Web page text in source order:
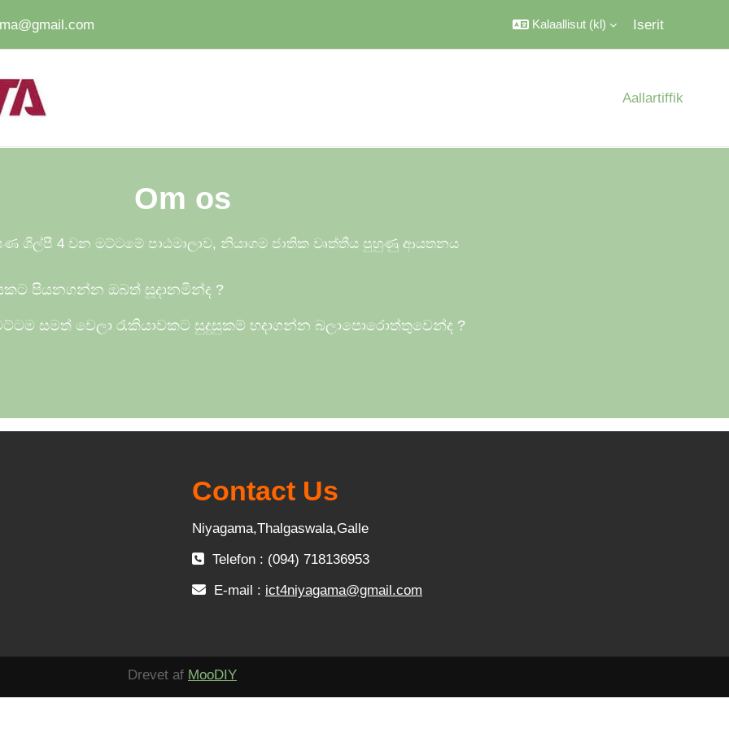
Kalaallisut ‎(kl)‎ Iserit
Aallartiffik
Om os
ශිල්පී 4 වන මට්ටමේ පාඨමාලාව, නියාගම ජාතික වෘත්තීය පුහුණු ආයතනය
පියනගන්න ඔබත් සූදානමින්ද ?
සමත් වෙලා රැකියාවකට සුදුසුකම් හදාගන්න බලාපොරොත්තුවෙන්ද ?
Contact Us
Niyagama,Thalgaswala,Galle
Telefon : (094) 718136953
E-mail : ict4niyagama@gmail.com
Drevet af MooDIY